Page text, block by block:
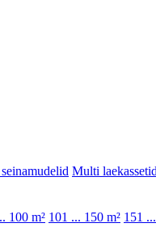
Multi laekassetid
100 m² 101 ... 150 m² 151